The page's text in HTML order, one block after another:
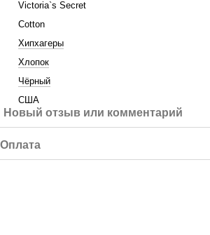
Victoria`s Secret
Cotton
Хипхагеры
Хлопок
Чёрный
США
Новый отзыв или комментарий
Оплата